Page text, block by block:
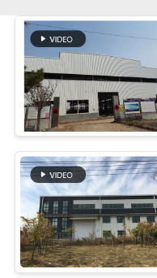
মামলা
সাইট
ম্যাপ
গোপনীয়তা
নীতি